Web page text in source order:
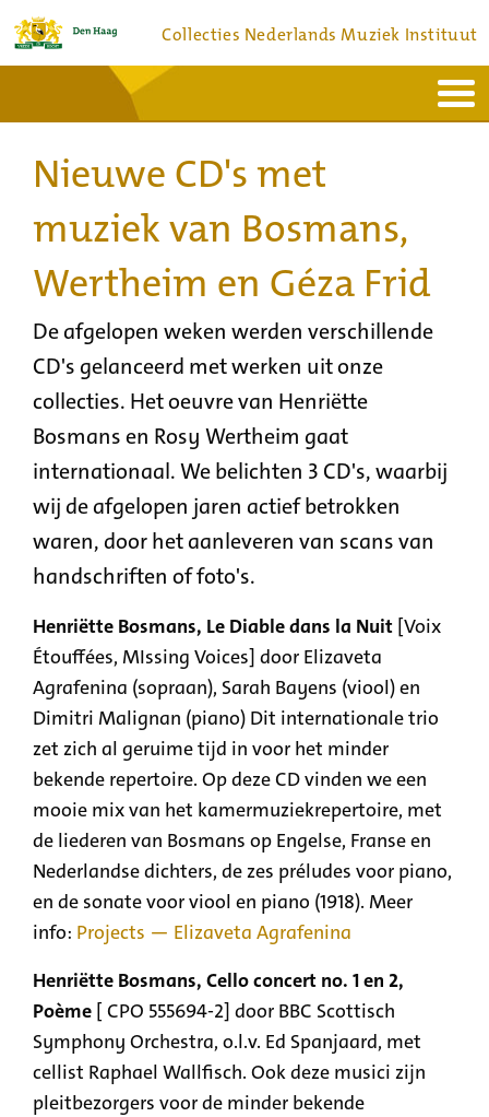
Collecties Nederlands Muziek Instituut
Bronnen en collecties
Dienstverlening
Bezoek
Over
Nieuwe CD's met
muziek van Bosmans,
Wertheim en Géza Frid
De afgelopen weken werden verschillende
CD's gelanceerd met werken uit onze
collecties. Het oeuvre van Henriëtte
Bosmans en Rosy Wertheim gaat
internationaal. We belichten 3 CD's, waarbij
wij de afgelopen jaren actief betrokken
waren, door het aanleveren van scans van
handschriften of foto's.
Henriëtte Bosmans, Le Diable dans la Nuit [Voix
Étouffées, MIssing Voices] door Elizaveta
Agrafenina (sopraan), Sarah Bayens (viool) en
Dimitri Malignan (piano) Dit internationale trio
zet zich al geruime tijd in voor het minder
bekende repertoire. Op deze CD vinden we een
mooie mix van het kamermuziekrepertoire, met
de liederen van Bosmans op Engelse, Franse en
Nederlandse dichters, de zes préludes voor piano,
en de sonate voor viool en piano (1918). Meer
info: Projects — Elizaveta Agrafenina
Henriëtte Bosmans, Cello concert no. 1 en 2,
Poème [ CPO 555694-2] door BBC Scottisch
Symphony Orchestra, o.l.v. Ed Spanjaard, met
cellist Raphael Wallfisch. Ook deze musici zijn
pleitbezorgers voor de minder bekende